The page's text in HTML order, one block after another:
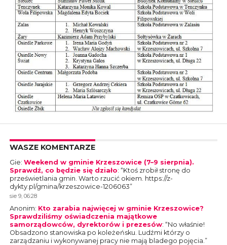
WASZE KOMENTARZE
Gie: Weekend w gminie Krzeszowice (7–9 sierpnia).
Sprawdź, co będzie się działo: “Ktoś zrobił stronę do
prześwietlania gmin. Warto rzucić okiem. https://z-
dykty.pl/gmina/krzeszowice-1206063”
sie 9, 06:28
Anonim: Kto zarabia najwięcej w gminie Krzeszowice?
Sprawdziliśmy oświadczenia majątkowe
samorządowców, dyrektorów i prezesów: “No właśnie!
Obsadzono stanowiska po koleżeńsku. Ludźmi którzy o
zarządzaniu i wykonywanej pracy nie mają bladego pojęcia. ”